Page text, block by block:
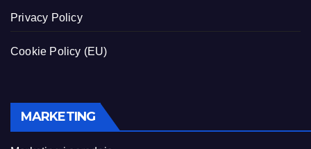
Privacy Policy
Cookie Policy (EU)
MARKETING